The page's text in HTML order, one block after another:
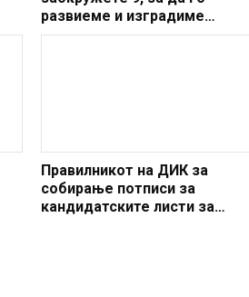
развиеме и изградиме
Карпош во модерна и урбана
Правилникот на ДИК за
собирање потписи за
кандидатските листи за